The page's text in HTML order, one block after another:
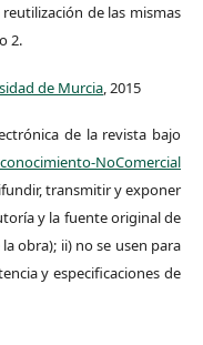
de las mismas
2.
de Murcia, 2015
de la revista bajo
NoComercial
transmitir y exponer
y la fuente original de
obra); ii) no se usen para
y especificaciones de